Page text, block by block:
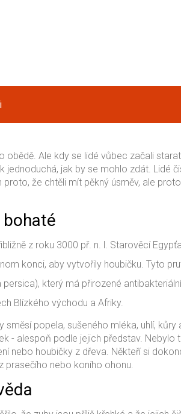
obědě. Ale kdy se lidé vůbec začali
jednoduchá, jak by se mohlo zdát. Lidé
že chtěli mít pěkný úsměv, ale
bohaté
z roku 3000 př. n. l. Starověcí
konci, aby vytvořily houbičku. Tyto
který má přirozené antibakteriální
Blízkého východu a Afriky.
směsí popela, sušeného mléka, uhlí, kůry
- alespoň podle jejich představ. Nebylo
nebo houbičky z dřeva. Někteří si
prasečího nebo koního ohonu.